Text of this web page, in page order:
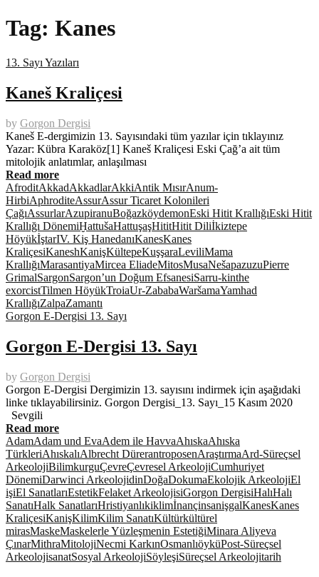
Tag: Kanes
13. Sayı Yazıları
Kaneš Kraliçesi
by Gorgon Dergisi
Kaneš E-dergimizin 13. Sayısındaki tüm yazılar için tıklayınız
Yazar: Kübra Karaköz[1] Kaneš Kraliçesi Eski Çağ’a ait tüm
mitolojik anlatımlar, anlaşılması
Read more
AfroditAkkadAkkadlarAkkiAntik MısırAnum-
HirbiAphroditeAssurAssur Ticaret Kolonileri
ÇağıAssurlarAzupiranuBoğazköydemonEski Hitit KrallığıEski Hitit
Krallığı DönemiḪattušaHattuşaşHititHitit Diliİkiztepe
HöyükİştarIV. Kiş HanedanıKanesKanes
KraliçesiKaneshKanişKültepeKuşşaraLeviliMama
KrallığıMarasantiyaMircea EliadeMitosMusaNešapazuzuPierre
GrimalSargonSargon’un Doğum EfsanesiSarru-kinthe
exorcistTilmen HöyükTroiaUr-ZababaWaršamaYamhad
KrallığıZalpaZamantı
Gorgon E-Dergisi 13. Sayı
Gorgon E-Dergisi 13. Sayı
by Gorgon Dergisi
Gorgon E-Dergisi Dergimizin 13. sayısını indirmek için aşağıdaki
linke tıklayabilirsiniz. Gorgon Dergisi_13. Sayı_15 Kasım 2020
Sevgili
Read more
AdamAdam und EvaAdem ile HavvaAhıskaAhıska
TürkleriAhıskalıAlbrecht DürerantroposenAraştırmaArd-Süreçsel
ArkeolojiBilimkurguÇevreÇevresel ArkeolojiCumhuriyet
DönemiDarwinci ArkeolojidinDoğaDokumaEkolojik ArkeolojiEl
işiEl SanatlarıEstetikFelaket ArkeolojisiGorgon DergisiHalıHalı
SanatıHalk SanatlarıHristiyanlıkiklimİnançinsanişgalKanesKanes
KraliçesiKanişKilimKilim SanatıKültürkültürel
mirasMaskeMaskelerle Yüzleşmenin EstetiğiMinara Aliyeva
ÇınarMithraMitolojiNecmi KarkınOsmanlıöyküPost-Süreçsel
ArkeolojisanatSosyal ArkeolojiSöyleşiSüreçsel Arkeolojitarih